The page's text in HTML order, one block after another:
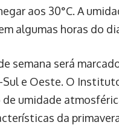
aos 30°C. A
algumas horas do
semana será
Sul e Oeste. O
umidade
da